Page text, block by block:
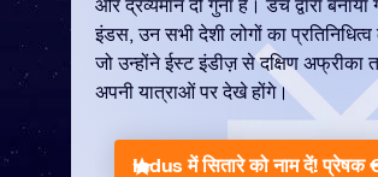
और द्रव्यमान दो गुना है। डच द्वारा बनाया
इंडस, उन सभी देशी लोगों का
जो उन्होंने ईस्ट इंडीज़ से दक्षिण अफ्रीका
अपनी यात्राओं पर देखे होंगे।
Indus में सितारे को नाम दें!प्रेषक